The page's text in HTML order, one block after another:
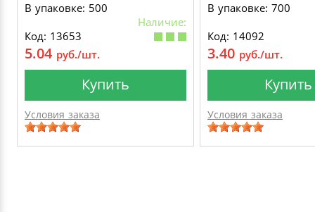
В упаковке: 500
Наличие:
Код: 13653
5.04 руб./шт.
Купить
Условия заказа
В упаковке: 700
Код: 14092
3.40 руб./шт.
Купить
Условия заказа